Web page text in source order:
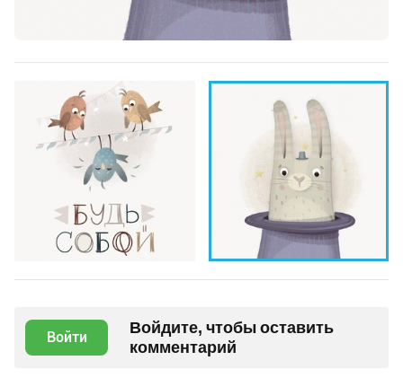
Войти
Войдите, чтобы оставить
комментарий